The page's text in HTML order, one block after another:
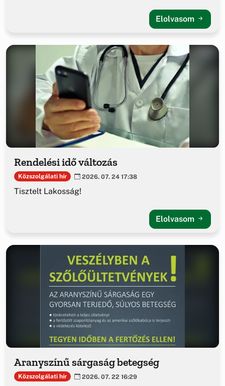
Elolvasom
Rendelési idő változás
Közszolgálati hír 2026. 07. 24 17:38
Tisztelt Lakosság!
Elolvasom
Aranyszínű sárgaság betegség
Közszolgálati hír 2026. 07. 22 16:29